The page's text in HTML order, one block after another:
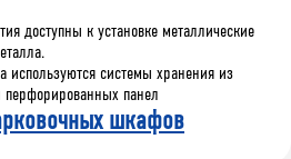
доступны к установке металлические
используются системы хранения из
перфорированных панел
шкафов